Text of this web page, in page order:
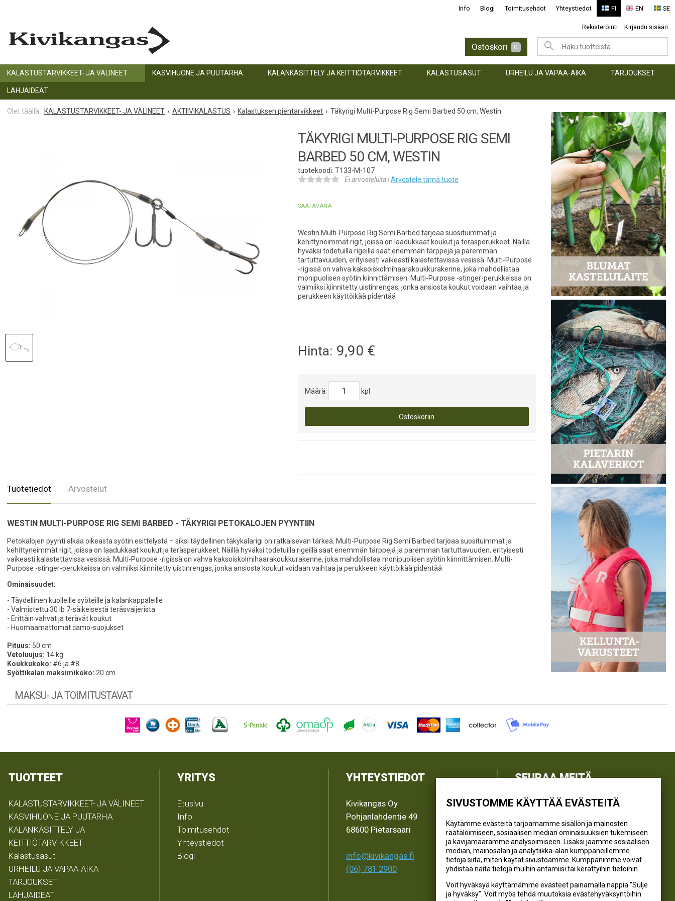
SIVUSTOMME KÄYTTÄÄ EVÄSTEITÄ
Käytämme evästeitä tarjoamamme sisällön ja mainosten
räätälöimiseen, sosiaalisen median ominaisuuksien tukemiseen
ja kävijämäärämme analysoimiseen. Lisäksi jaamme sosiaalisen
median, mainosalan ja analytiikka-alan kumppaneillemme
tietoja siitä, miten käytät sivustoamme. Kumppanimme voivat
yhdistää näitä tietoja muihin antamiisi tai kerättyihin tietoihin.
Voit hyväksyä käyttämämme evästeet painamalla nappia ”Sulje
ja hyväksy”. Voit myös tehdä muutoksia evästehyväksyntöihin
FI EN SE
Info Blogi Toimitusehdot Yhteystiedot
Rekisteröinti Kirjaudu sisään
Ostoskori 0
KALASTUSTARVIKKEET- JA VÄLINEET KASVIHUONE JA PUUTARHA KALANKÄSITTELY JA KEITTIÖTARVIKKEET KALASTUSASUT URHEILU JA VAPAA-AIKA TARJOUKSET
LAHJAIDEAT
KALASTUSTARVIKKEET- JA VÄLINEET AKTIIVIKALASTUS Kalastuksen pientarvikkeet Täkyrigi Multi-Purpose Rig Semi Barbed 50 cm, Westin
TÄKYRIGI MULTI-PURPOSE RIG SEMI
BARBED 50 CM, WESTIN
tuotekoodi: T133-M-107
Ei arvosteluita |Arvosteletämä tuote
SAATAVANA
Westin Multi-Purpose Rig Semi Barbed tarjoaa suosituimmat ja
kehittyneimmät rigit, joissa on laadukkaat koukut ja teräsperukkeet. Näillä
hyväksi todetuilla rigeillä saat enemmän tärppejä ja paremman
tartuttavuuden, erityisesti vaikeasti kalastettavissa vesissä. Multi-Purpose
-rigissä on vahva kaksoiskolmihaarakoukkurakenne, joka mahdollistaa
monipuolisen syötin kiinnittämisen. Multi-Purpose -stinger-perukkeissa on
valmiiksi kiinnitetty uistinrengas, jonka ansiosta koukut voidaan vaihtaa ja
perukkeen käyttöikää pidentää
Hinta: 9,90 €
Määrä: kpl
Ostoskoriin
Tuotetiedot Arvostelut
WESTIN MULTI-PURPOSE RIG SEMI BARBED - TÄKYRIGI PETOKALOJEN PYYNTIIN
Petokalojen pyynti alkaa oikeasta syötin esittelystä – siksi täydellinen täkykalarigi on ratkaisevan tärkeä. Multi-Purpose Rig Semi Barbed tarjoaa suosituimmat ja
kehittyneimmät rigit, joissa on laadukkaat koukut ja teräsperukkeet. Näillä hyväksi todetuilla rigeillä saat enemmän tärppejä ja paremman tartuttavuuden, erityisesti
vaikeasti kalastettavissa vesissä. Multi-Purpose -rigissä on vahva kaksoiskolmihaarakoukkurakenne, joka mahdollistaa monipuolisen syötin kiinnittämisen. Multi-
Purpose -stinger-perukkeissa on valmiiksi kiinnitetty uistinrengas, jonka ansiosta koukut voidaan vaihtaa ja perukkeen käyttöikää pidentää
Ominaisuudet:
- Täydellinen kuolleille syöteille ja kalankappaleille
- Valmistettu 30 lb 7-säikeisestä teräsvaijerista
- Erittäin vahvat ja terävät koukut
- Huomaamattomat camo-suojukset
Pituus: 50 cm
Vetoluujus: 14 kg
Koukkukoko: #6 ja #8
Syöttikalan maksimikoko: 20 cm
MAKSU- JA TOIMITUSTAVAT
TUOTTEET
KALASTUSTARVIKKEET- JA VÄLINEET
KASVIHUONE JA PUUTARHA
KALANKÄSITTELY JA
KEITTIÖTARVIKKEET
Kalastusasut
URHEILU JA VAPAA-AIKA
TARJOUKSET
LAHJAIDEAT
YRITYS
Etusivu
Info
Toimitusehdot
Yhteystiedot
Blogi
YHTEYSTIEDOT
Kivikangas Oy
Pohjanlahdentie 49
68600 Pietarsaari
info@kivikangas.fi
(06) 781 2900
SEURAA MEITÄ
@kivikangaskalastus
@kivikangas_kalastus
@kivikangaskasvihuoneet
Kivikangas Oy